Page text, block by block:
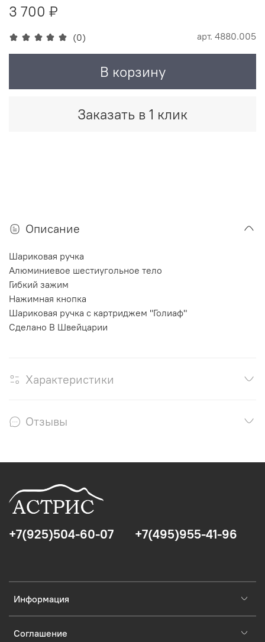
(0) арт. 4880.005
3 700 ₽
В корзину
Заказать в 1 клик
Описание
Шариковая ручка
Алюминиевое шестиугольное тело
Гибкий зажим
Нажимная кнопка
Шариковая ручка с картриджем "Голиаф"
Сделано В Швейцарии
Характеристики
Отзывы
Информация
Соглашение
+7(925)504-60-07 +7(495)955-41-96